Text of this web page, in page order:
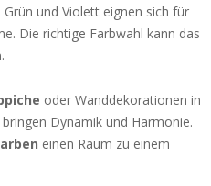
und Violett eignen sich für
Die richtige Farbwahl kann das
oder Wanddekorationen in
Dynamik und Harmonie.
einen Raum zu einem